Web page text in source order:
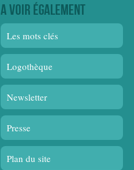
A voir également
Les mots clés
Logothèque
Newsletter
Presse
Plan du site